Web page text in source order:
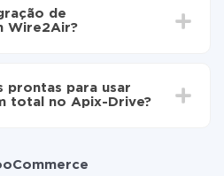
WooCommerce para Wire2Air
configuração leva de 10 a 15
de
Wire2Air?
pela quantidade de
de um de seus
se necessário. Mais
prontas para usar
total no Apix-Drive?